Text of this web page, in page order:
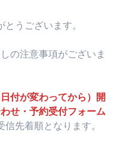
うございます。
の注意事項がございま
付が変わってから）開
せ・予約受付フォーム
信先着順となります。